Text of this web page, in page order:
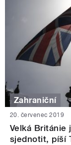
Zahraniční
20. červenec 2019
Velká Británie
sjednotit, píší